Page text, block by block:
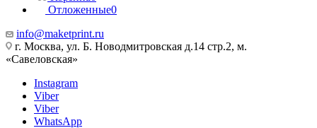
Отложенные0
info@maketprint.ru
г. Москва, ул. Б. Новодмитровская д.14 стр.2, м.
«Савеловская»
Instagram
Viber
Viber
WhatsApp